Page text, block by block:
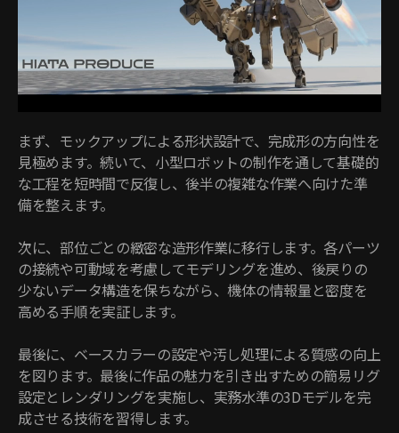
まず、モックアップによる形状設計で、完成形の方向性を
見極めます。続いて、小型ロボットの制作を通して基礎的
な工程を短時間で反復し、後半の複雑な作業へ向けた準
備を整えます。
次に、部位ごとの緻密な造形作業に移行します。各パーツ
の接続や可動域を考慮してモデリングを進め、後戻りの
少ないデータ構造を保ちながら、機体の情報量と密度を
高める手順を実証します。
最後に、ベースカラーの設定や汚し処理による質感の向上
を図ります。最後に作品の魅力を引き出すための簡易リグ
設定とレンダリングを実施し、実務水準の3Dモデルを完
成させる技術を習得します。